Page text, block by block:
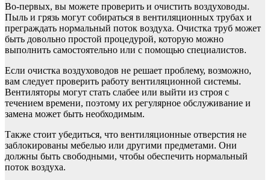
Во-первых, вы можете проверить и очистить воздуховоды.
Пыль и грязь могут собираться в вентиляционных трубах и
преграждать нормальный поток воздуха. Очистка труб может
быть довольно простой процедурой, которую можно
выполнить самостоятельно или с помощью специалистов.
Если очистка воздуховодов не решает проблему, возможно,
вам следует проверить работу вентиляционной системы.
Вентиляторы могут стать слабее или выйти из строя с
течением времени, поэтому их регулярное обслуживание и
замена может быть необходимым.
Также стоит убедиться, что вентиляционные отверстия не
заблокированы мебелью или другими предметами. Они
должны быть свободными, чтобы обеспечить нормальный
поток воздуха.